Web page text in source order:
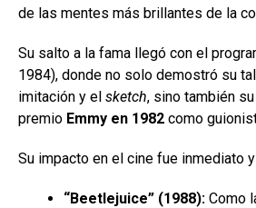
de las mentes más brillantes de la
Su salto a la fama llegó con el
1984), donde no solo demostró su
imitación y el sketch, sino también
premio Emmy en 1982 como
Su impacto en el cine fue inmediato
“Beetlejuice” (1988): Como